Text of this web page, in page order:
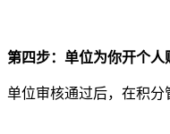
第四步：单位为你开个人
单位审核通过后，在积